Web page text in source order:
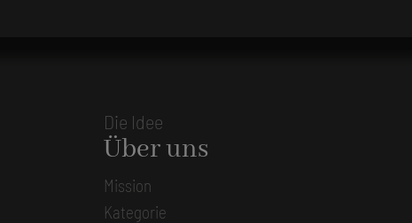
Die Idee
Über uns
Mission
Kategorie